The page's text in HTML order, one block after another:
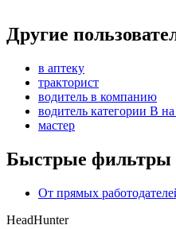
Другие
в аптеку
тракторист
водитель в компанию
водитель категории B
мастер
Быстрые фильтры
От прямых
HeadHunter